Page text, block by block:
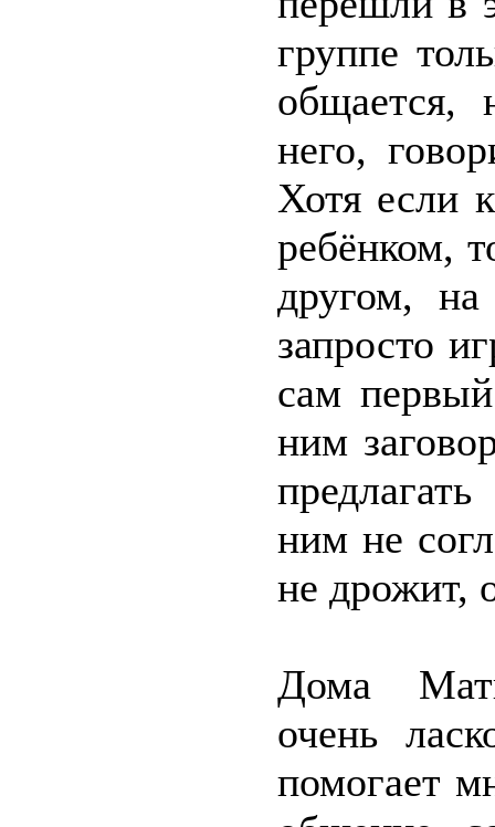
группе
общается,
него,
Хотя если
ребёнком,
другом,
запросто
сам
ним
ним не
не дрожит,
Дома
очень
помогает